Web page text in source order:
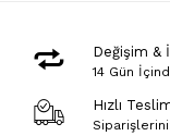
Değişim &
14 Gün
Hızlı